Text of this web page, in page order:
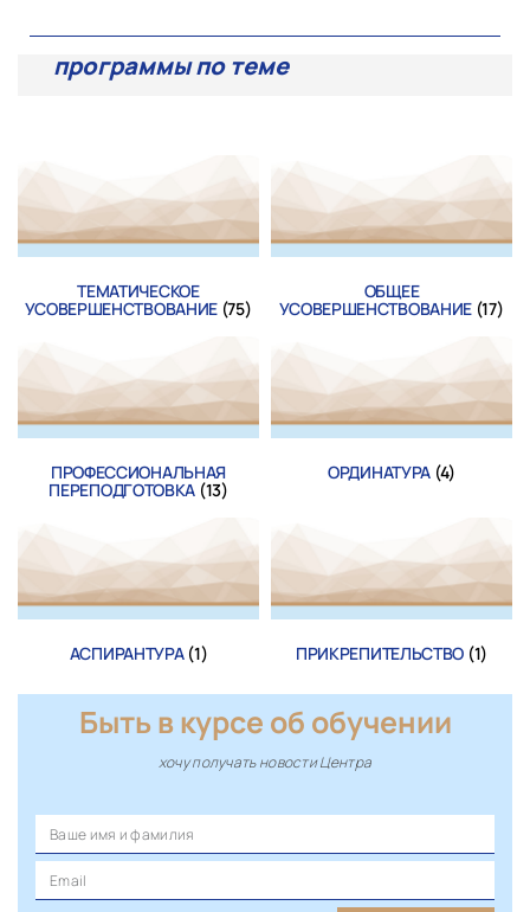
программы по теме
ТЕМАТИЧЕСКОЕ
УСОВЕРШЕНСТВОВАНИЕ (75)
ОБЩЕЕ
УСОВЕРШЕНСТВОВАНИЕ (17)
ПРОФЕССИОНАЛЬНАЯ
ПЕРЕПОДГОТОВКА (13)
ОРДИНАТУРА (4)
АСПИРАНТУРА (1) ПРИКРЕПИТЕЛЬСТВО (1)
Быть в курсе об обучении
хочу получать новости Центра